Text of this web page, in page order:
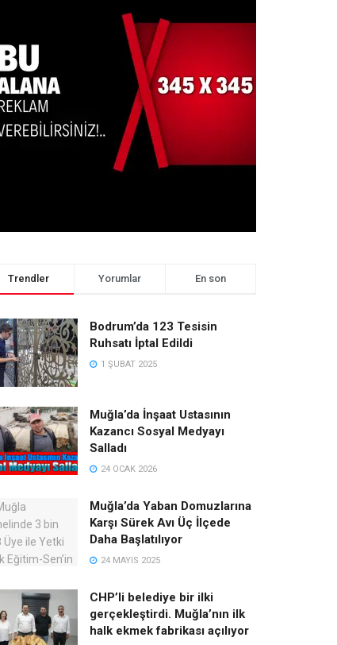
Trendler Yorumlar En son
Bodrum’da 123 Tesisin
Ruhsatı İptal Edildi
1 ŞUBAT 2025
Muğla’da İnşaat Ustasının
Kazancı Sosyal Medyayı
Salladı
24 OCAK 2026
Muğla’da Yaban Domuzlarına
Karşı Sürek Avı Üç İlçede
Daha Başlatılıyor
24 MAYIS 2025
CHP’li belediye bir ilki
gerçekleştirdi. Muğla’nın ilk
halk ekmek fabrikası açılıyor